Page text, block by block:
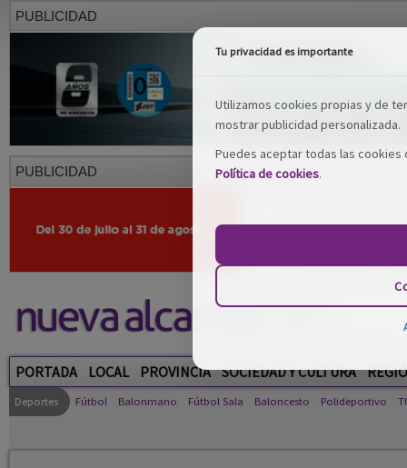
PUBLICIDAD
PUBLICIDAD
PORTADA LOCAL PROVINCIA SOCIEDAD Y CULTURA
Deportes Fútbol Balonmano Fútbol Sala Baloncesto Polideportivo
Tu privacidad es importante
Utilizamos cookies propias y de
mostrar publicidad personalizada.
Puedes aceptar todas las
Política de cookies.